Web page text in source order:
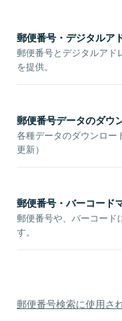
郵便番号・デジタルア
郵便番号とデジタルアド
を提供。
郵便番号データのダウ
各種データのダウンロー
更新）
郵便番号・バーコード
郵便番号や、バーコード
す。
郵便番号検索に使用さ